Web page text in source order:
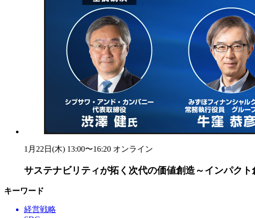
1月22日(木) 13:00〜16:20 オンライン
サステナビリティが拓く次代の価値創造～インパク
キーワード
経営戦略